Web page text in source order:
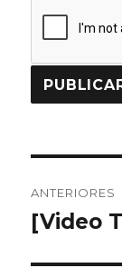
de
ANTERIORES
Post
[Video